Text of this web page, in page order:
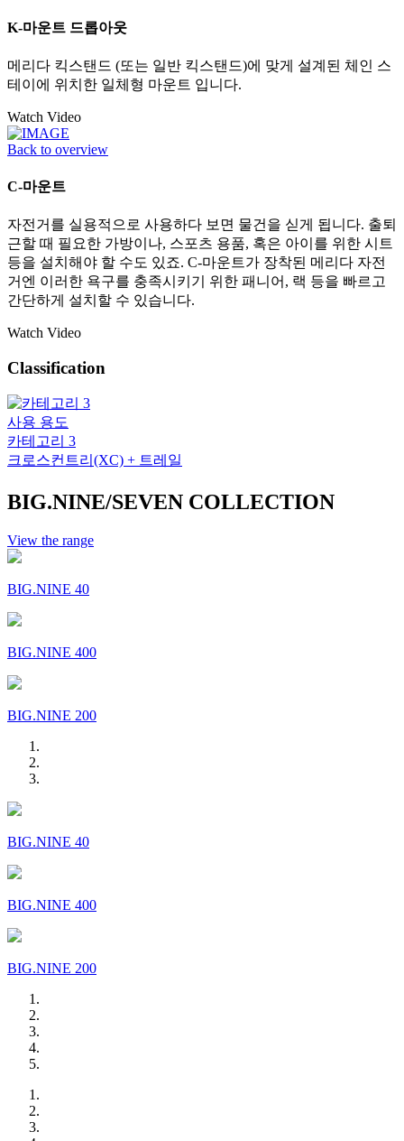
K-마운트 드롭아웃
메리다 킥스탠드 (또는 일반 킥스탠드)에 맞게 설계된 체인 스
테이에 위치한 일체형 마운트 입니다.
Watch Video
Back to overview
C-마운트
자전거를 실용적으로 사용하다 보면 물건을 싣게 됩니다. 출퇴
근할 때 필요한 가방이나, 스포츠 용품, 혹은 아이를 위한 시트
등을 설치해야 할 수도 있죠. C-마운트가 장착된 메리다 자전
거엔 이러한 욕구를 충족시키기 위한 패니어, 랙 등을 빠르고
간단하게 설치할 수 있습니다.
Watch Video
Classification
사용 용도
카테고리 3
크로스컨트리(XC) + 트레일
BIG.NINE/SEVEN COLLECTION
View the range
BIG.NINE 40
BIG.NINE 400
BIG.NINE 200
BIG.NINE 40
BIG.NINE 400
BIG.NINE 200